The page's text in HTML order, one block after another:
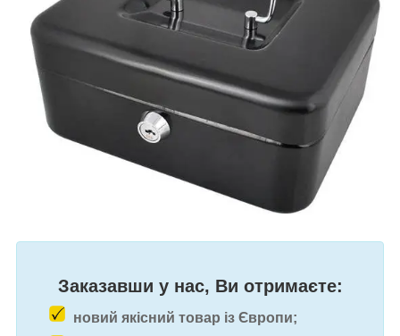
Заказавши у нас, Ви отримаєте:
новий якісний товар із Європи;